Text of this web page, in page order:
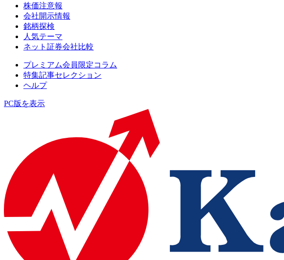
株価注意報
会社開示情報
銘柄探検
人気テーマ
ネット証券会社比較
プレミアム会員限定コラム
特集記事セレクション
ヘルプ
PC版を表示